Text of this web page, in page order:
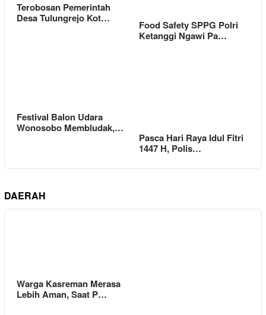
Terobosan Pemerintah
Desa Tulungrejo Kot…
Food Safety SPPG Polri
Ketanggi Ngawi Pa…
Festival Balon Udara
Wonosobo Membludak,…
Pasca Hari Raya Idul Fitri
1447 H, Polis…
DAERAH
Warga Kasreman Merasa
Lebih Aman, Saat P…